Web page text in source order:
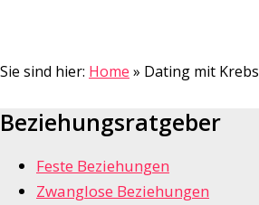
Sie sind hier: Home » Dating mit Krebs
Beziehungsratgeber
Feste Beziehungen
Zwanglose Beziehungen